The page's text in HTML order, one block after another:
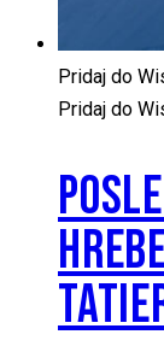
Pridaj do
Pridaj do